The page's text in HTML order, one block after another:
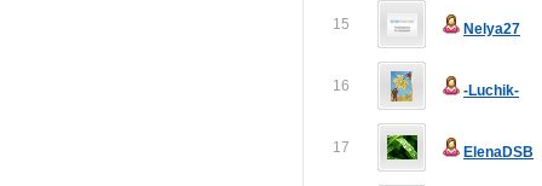
15 Nelya27
16 -Luchik-
17 ElenaDSB